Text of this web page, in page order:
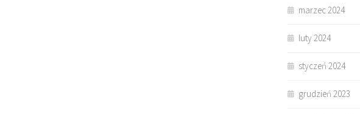
marzec 2024
luty 2024
styczeń 2024
grudzień 2023